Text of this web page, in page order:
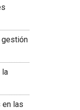
gestión
la
las